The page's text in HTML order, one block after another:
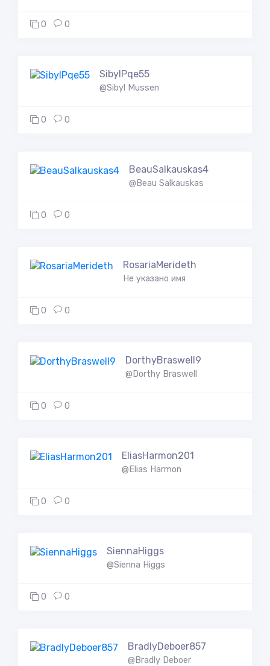
0 0
SibylPqe55
@Sibyl Mussen
0 0
BeauSalkauskas4
@Beau Salkauskas
0 0
RosariaMerideth
Не указано имя
0 0
DorthyBraswell9
@Dorthy Braswell
0 0
EliasHarmon201
@Elias Harmon
0 0
SiennaHiggs
@Sienna Higgs
0 0
BradlyDeboer857
@Bradly Deboer